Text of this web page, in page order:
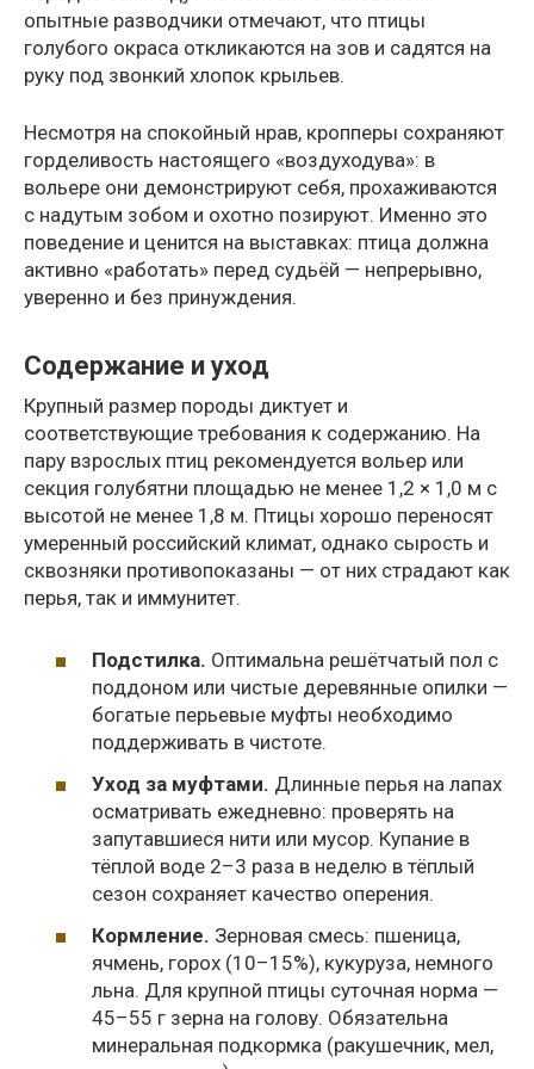
опытные разводчики отмечают, что птицы
голубого окраса откликаются на зов и садятся на
руку под звонкий хлопок крыльев.
Несмотря на спокойный нрав, кропперы сохраняют
горделивость настоящего «воздуходува»: в
вольере они демонстрируют себя, прохаживаются
с надутым зобом и охотно позируют. Именно это
поведение и ценится на выставках: птица должна
активно «работать» перед судьёй — непрерывно,
уверенно и без принуждения.
Содержание и уход
Крупный размер породы диктует и
соответствующие требования к содержанию. На
пару взрослых птиц рекомендуется вольер или
секция голубятни площадью не менее 1,2 × 1,0 м с
высотой не менее 1,8 м. Птицы хорошо переносят
умеренный российский климат, однако сырость и
сквозняки противопоказаны — от них страдают как
перья, так и иммунитет.
Подстилка. Оптимальна решётчатый пол с
поддоном или чистые деревянные опилки —
богатые перьевые муфты необходимо
поддерживать в чистоте.
Уход за муфтами. Длинные перья на лапах
осматривать ежедневно: проверять на
запутавшиеся нити или мусор. Купание в
тёплой воде 2–3 раза в неделю в тёплый
сезон сохраняет качество оперения.
Кормление. Зерновая смесь: пшеница,
ячмень, горох (10–15%), кукуруза, немного
льна. Для крупной птицы суточная норма —
45–55 г зерна на голову. Обязательна
минеральная подкормка (ракушечник, мел,